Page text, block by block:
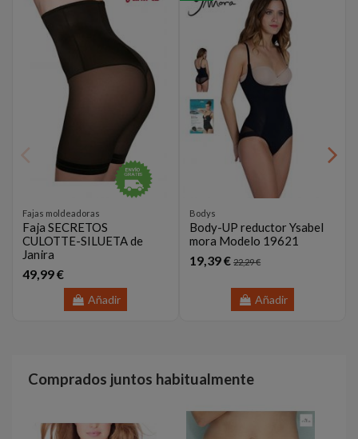
Fajas moldeadoras
Faja SECRETOS
CULOTTE-SILUETA de
Janira
49,99 €
Añadir
Bodys
Body-UP reductor Ysabel
mora Modelo 19621
19,39 €22,29 €
Añadir
Comprados juntos habitualmente